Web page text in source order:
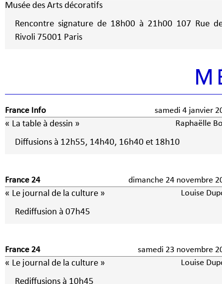
Musée des Arts décoratifs
Rencontre signature de 18h00 à 21h00 107 Rue
Rivoli 75001 Paris
France Info samedi 4 janvier
« La table à dessin » Raphaëlle
Diffusions à 12h55, 14h40, 16h40 et 18h10
France 24 dimanche 24 novembre
« Le journal de la culture » Louise
Rediffusion à 07h45
France 24 samedi 23 novembre
« Le journal de la culture » Louise
Rediffusions à 10h45